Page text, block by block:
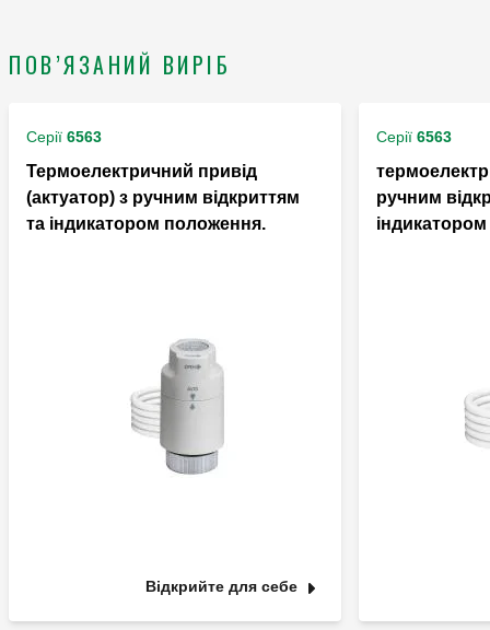
ПОВ’ЯЗАНИЙ ВИРІБ
Серії 6563
Термоелектричний привід
(актуатор) з ручним відкриттям
та індикатором положення.
Відкрийте для себе
Серії 6563
ручним